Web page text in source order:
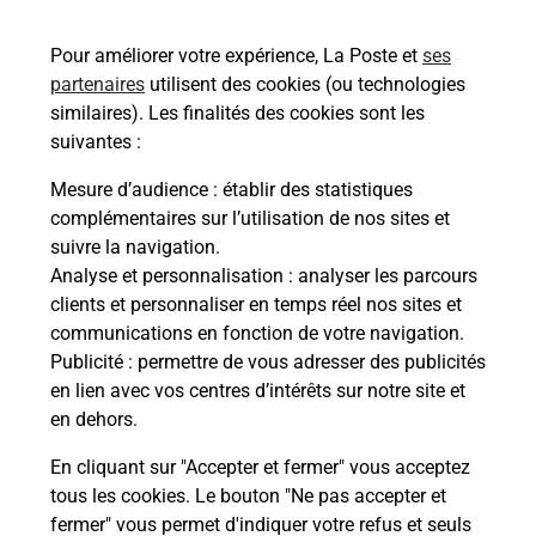
Pour améliorer votre expérience, La Poste et ses
partenaires utilisent des cookies (ou technologies
similaires). Les finalités des cookies sont les
suivantes :
Mesure d’audience : établir des statistiques
complémentaires sur l’utilisation de nos sites et
suivre la navigation.
Analyse et personnalisation : analyser les parcours
clients et personnaliser en temps réel nos sites et
communications en fonction de votre navigation.
Publicité : permettre de vous adresser des publicités
en lien avec vos centres d’intérêts sur notre site et
en dehors.
En cliquant sur "Accepter et fermer" vous acceptez
tous les cookies. Le bouton "Ne pas accepter et
fermer" vous permet d'indiquer votre refus et seuls
En savoir plus
Malin !
La Poste
en ligne
Ouvert 24h/24
En savoir plus